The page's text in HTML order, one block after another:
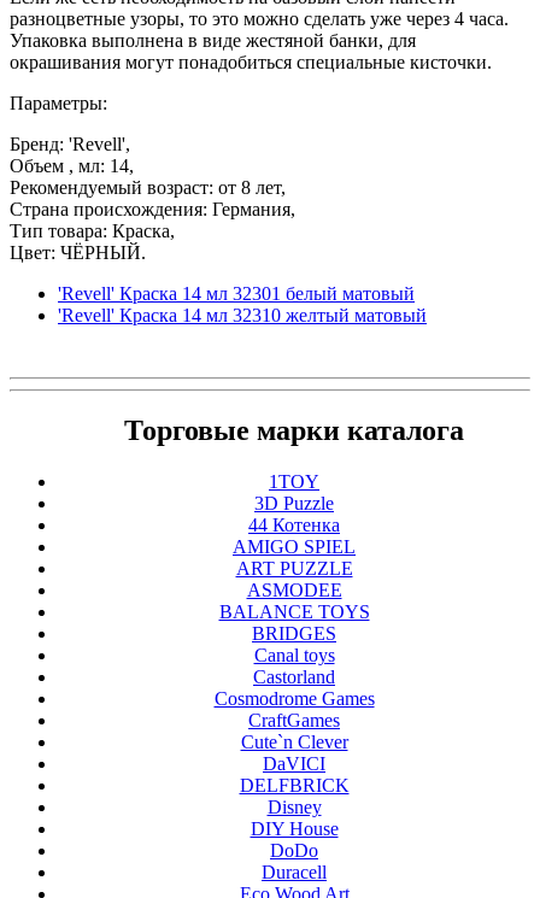
разноцветные узоры, то это можно сделать уже через 4 часа.
Упаковка выполнена в виде жестяной банки, для
окрашивания могут понадобиться специальные кисточки.
Параметры:
Бренд: 'Revell',
Объем , мл: 14,
Рекомендуемый возраст: от 8 лет,
Страна происхождения: Германия,
Тип товара: Краска,
Цвет: ЧЁРНЫЙ.
'Revell' Краска 14 мл 32301 белый матовый
'Revell' Краска 14 мл 32310 желтый матовый
Торговые марки каталога
1TOY
3D Puzzle
44 Котенка
AMIGO SPIEL
ART PUZZLE
ASMODEE
BALANCE TOYS
BRIDGES
Canal toys
Castorland
Cosmodrome Games
CraftGames
Cute`n Clever
DaVICI
DELFBRICK
Disney
DIY House
DoDo
Duracell